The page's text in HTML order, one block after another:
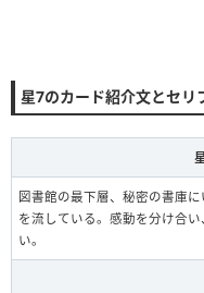
星7のカード紹介文とセリ
図書館の最下層、秘密の書庫
を流している。感動を分け合
い。